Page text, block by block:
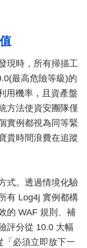
現時，所有掃描工
最高危險等級)的
用機率，且資產盤
方法使資安團隊僅
實例都視為同等緊
貴時間浪費在追蹤
式。透過情境化驗
有 Log4j 實例都構
的 WAF 規則、補
評分從 10.0 大幅
「必須立即放下一